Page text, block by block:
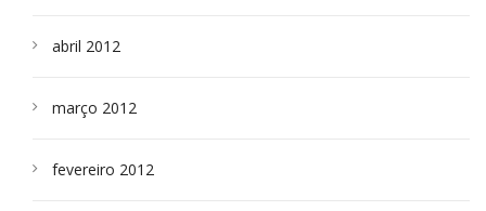
abril 2012
março 2012
fevereiro 2012